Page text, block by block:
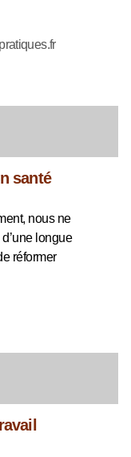
santé
nous ne
longue
réformer